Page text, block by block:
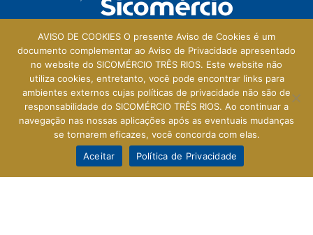
Galeria Central
Rua Prefeito Walter Francklin, 165 - Loja 114
Centro - Três Rios - RJ - 25803-010
AVISO DE COOKIES O presente Aviso de Cookies é um
documento complementar ao Aviso de Privacidade apresentado
no website do SICOMÉRCIO TRÊS RIOS. Este website não
utiliza cookies, entretanto, você pode encontrar links para
ambientes externos cujas políticas de privacidade não são de
responsabilidade do SICOMÉRCIO TRÊS RIOS. Ao continuar a
navegação nas nossas aplicações após as eventuais mudanças
se tornarem eficazes, você concorda com elas.
Aceitar
Política de Privacidade